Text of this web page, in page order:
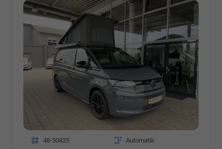
Fahrzeugnr. 48-50825 Getriebe Automatik